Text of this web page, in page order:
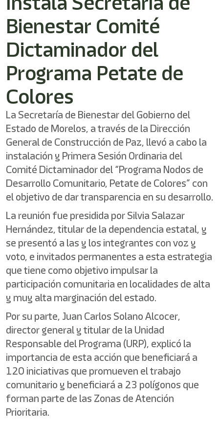
Este
acceso
directo
lector
de
pantalla
para
ayudarle
navegar
interactuar
con
contenido.
Bienestar Comité
Dictaminador del
Programa Petate de
Colores
La Secretaría de Bienestar del Gobierno del
Estado de Morelos, a través de la Dirección
General de Construcción de Paz, llevó a cabo la
instalación y Primera Sesión Ordinaria del
Comité Dictaminador del “Programa Nodos de
Desarrollo Comunitario, Petate de Colores” con
el objetivo de dar transparencia en su desarrollo.
La reunión fue presidida por Silvia Salazar
Hernández, titular de la dependencia estatal, y
se presentó a las y los integrantes con voz y
voto, e invitados permanentes a esta estrategia
que tiene como objetivo impulsar la
participación comunitaria en localidades de alta
y muy alta marginación del estado.
Por su parte, Juan Carlos Solano Alcocer,
director general y titular de la Unidad
Responsable del Programa (URP), explicó la
importancia de esta acción que beneficiará a
120 iniciativas que promueven el trabajo
comunitario y beneficiará a 23 polígonos que
forman parte de las Zonas de Atención
Prioritaria.